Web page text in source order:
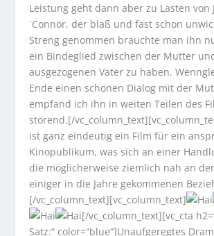
Leistung geht dann aber zu Lasten von
´Connor, der blaß und fast schon
Streng genommen brauchte man ihn
ein Bindeglied zwischen der Mutter
ausgezogenen Vater zu haben.
Ende einen schönen Dialog mit der
empfand ich ihn in weiten Teilen des
störend.[/
ist ganz eindeutig ein Film für ein
Kinopublikum, was sich an einer
die möglicherweise ziemlich nah an
einiger in die Jahre gekommenen
[/vc_column_text][vc_column_text]
[/vc_column_text][vc_cta
Satz:“ color=“blue“]Unaufgeregtes